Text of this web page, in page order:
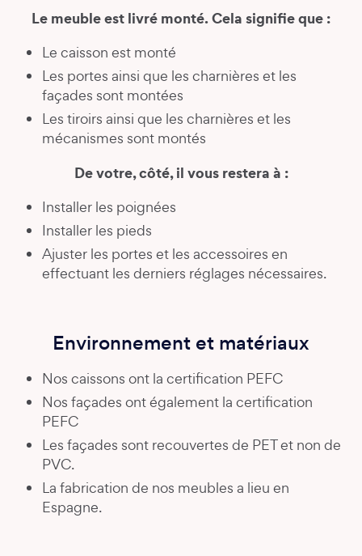
Le meuble est livré monté. Cela signifie que :
Le caisson est monté
Les portes ainsi que les charnières et les
façades sont montées
Les tiroirs ainsi que les charnières et les
mécanismes sont montés
De votre, côté, il vous restera à :
Installer les poignées
Installer les pieds
Ajuster les portes et les accessoires en
effectuant les derniers réglages nécessaires.
Environnement et matériaux
Nos caissons ont la certification PEFC
Nos façades ont également la certification
PEFC
Les façades sont recouvertes de PET et non de
PVC.
La fabrication de nos meubles a lieu en
Espagne.